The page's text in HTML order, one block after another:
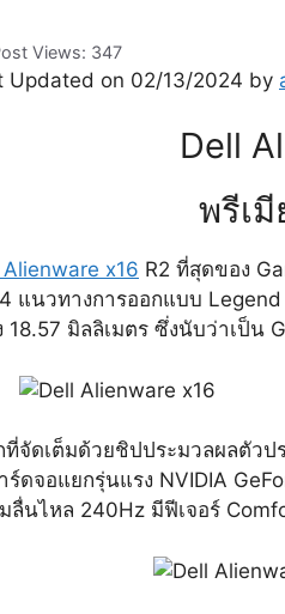
Views: 347
Updated on 02/13/2024 by
Dell
พรีเ
Alienware x16 R2 ที่สุดของ
แนวทางการออกแบบ Legend
18.57 มิลลิเมตร ซึ่งนับว่าเป็น
ที่จัดเต็มด้วยชิปประมวลผลตัว
ร์ดจอแยกรุ่นแรง NVIDIA
ลื่นไหล 240Hz มีฟีเจอร์